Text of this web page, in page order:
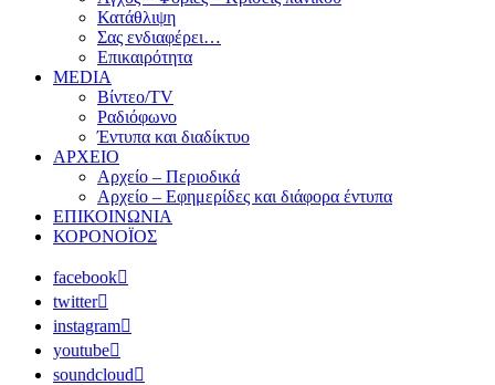
Κατάθλιψη
Σας ενδιαφέρει…
Επικαιρότητα
MEDIA
Βίντεο/TV
Ραδιόφωνο
Έντυπα και διαδίκτυο
ΑΡΧΕΙΟ
Αρχείο – Περιοδικά
Αρχείο – Εφημερίδες και διάφορα έντυπα
ΕΠΙΚΟΙΝΩΝΙΑ
ΚΟΡΟΝΟΪΟΣ
facebook
twitter
instagram
youtube
soundcloud